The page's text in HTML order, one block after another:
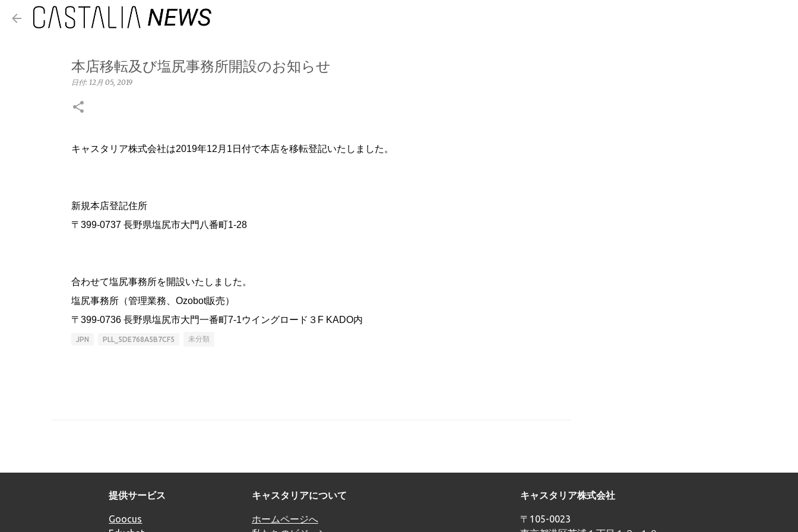
本店移転及び塩尻事務所開設のお知らせ
日付: 12月 05, 2019
キャスタリア株式会社は2019年12月1日付で本店を移転登記いたしました。
新規本店登記住所
〒399-0737 長野県塩尻市大門八番町1-28
合わせて塩尻事務所を開設いたしました。
塩尻事務所（管理業務、Ozobot販売）
〒399-0736 長野県塩尻市大門一番町7-1ウイングロード３F KADO内
JPN PLL_5DE768A5B7CF5 未分類
提供サービス
Goocus
キャスタリアについて
ホームページへ
キャスタリア株式会社
〒105-0023